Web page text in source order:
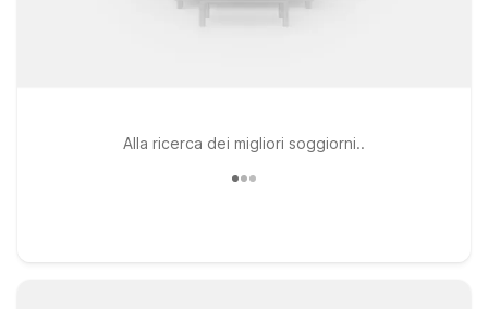
Alla ricerca dei migliori soggiorni..